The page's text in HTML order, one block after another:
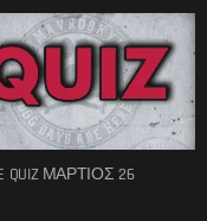
QUIZ ΜΑΡΤΙΟΣ 26